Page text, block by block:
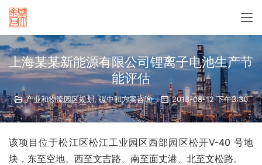
上海某某新能源有限公司锂离子电池生产节
能评估
产业和物流园区规划,碳中和方案咨询 2013-08-12 下午3:30
该项目位于松江区松江工业园区西部园区松开V-40 号地
块，东至空地、西至文吉路、南至面丈港、北至文松路。